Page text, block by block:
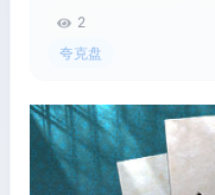
2
夸克盘